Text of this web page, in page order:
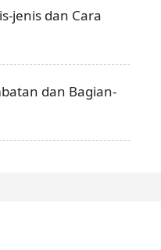
jenis dan Cara
dan Bagian-